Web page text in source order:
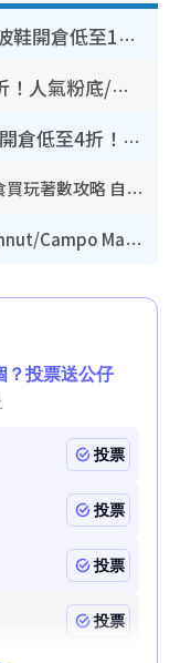
開倉優惠 | 尖沙咀海港城名牌波鞋開倉低至1折！On鞋$899起／Joy&Peace鞋履$98起
CHANEL美妝限時減價低至3折！人氣粉底/唇膏/精華液低至$275！COCO香水都有平
開倉優惠｜尖沙咀名牌行李箱開倉低至4折！一連5日 American Tourister/ace./Hallmark $200起！
【8月生日優惠2026】全港85大食買玩著數攻略 自助餐/火鍋放題同行免費＋誠品/DONKI送現金券
開倉優惠｜銅鑼灣時代廣場Doughnut/Campo Marzio開倉低至1折！背囊、書包、手袋劈價$200起